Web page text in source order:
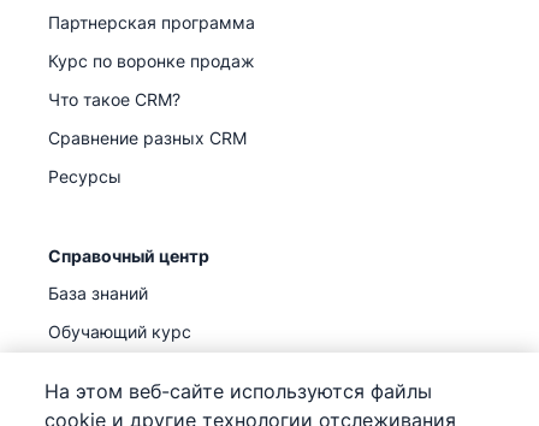
Партнерская программа
Курс по воронке продаж
Что такое CRM?
Сравнение разных CRM
Ресурсы
Справочный центр
База знаний
Обучающий курс
На этом веб-сайте используются файлы
cookie и другие технологии отслеживания